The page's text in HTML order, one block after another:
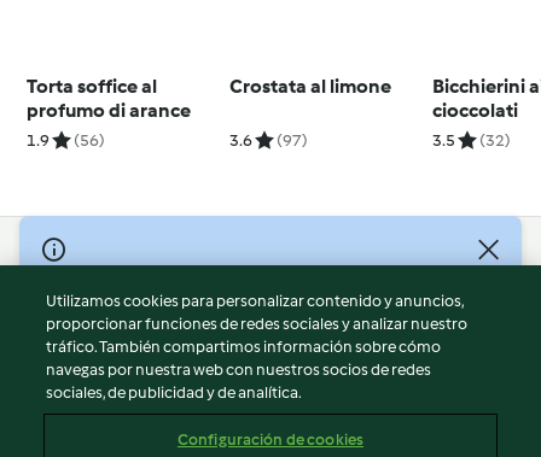
Torta soffice al
profumo di arance
1.9 (56)
Crostata al limone
3.6 (97)
Bicchierini
cioccolati
3.5 (32)
© Copyright 2026
Términos de uso
Política de privacidad
Aviso legal
Información legal
Utilizamos cookies para personalizar contenido y anuncios,
proporcionar funciones de redes sociales y analizar nuestro
tráfico. También compartimos información sobre cómo
navegas por nuestra web con nuestros socios de redes
sociales, de publicidad y de analítica.
Configuración de cookies